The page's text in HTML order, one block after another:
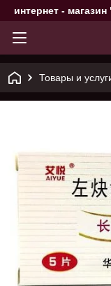
интернет -
Товары и